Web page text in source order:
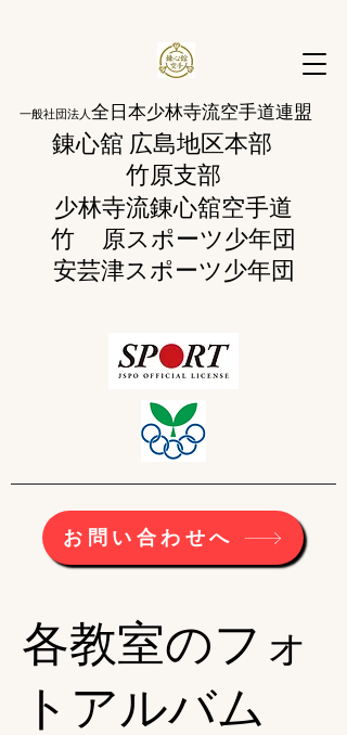
一般社団法人全日本少林寺流空手道連盟
錬心舘 広島地区本部
​竹原支部
少林寺流錬心舘空手道
竹 原スポーツ少年団
​安芸津スポーツ少年団
お問い合わせへ
​各教室のフォ
トアルバム